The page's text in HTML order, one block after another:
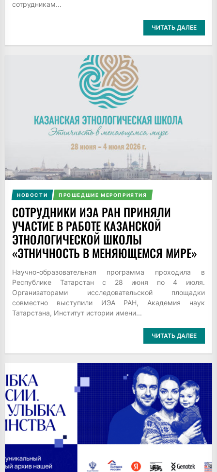
сотрудникам...
ЧИТАТЬ ДАЛЕЕ
НОВОСТИ ПРОШЕДШИЕ МЕРОПРИЯТИЯ
СОТРУДНИКИ ИЭА РАН ПРИНЯЛИ
УЧАСТИЕ В РАБОТЕ КАЗАНСКОЙ
ЭТНОЛОГИЧЕСКОЙ ШКОЛЫ
«ЭТНИЧНОСТЬ В МЕНЯЮЩЕМСЯ МИРЕ»
Научно-образовательная программа проходила в
Республике Татарстан с 28 июня по 4 июля.
Организаторами исследовательской площадки
совместно выступили ИЭА РАН, Академия наук
Татарстана, Институт истории имени...
ЧИТАТЬ ДАЛЕЕ